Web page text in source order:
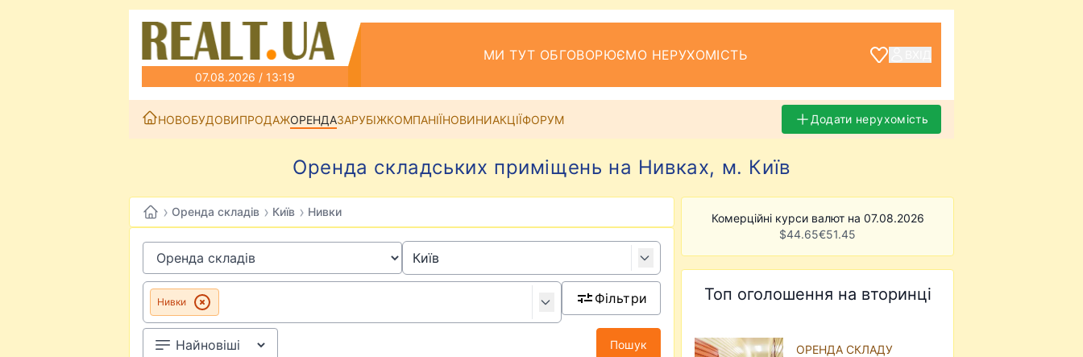
07.08.2026 / 13:19
МИ ТУТ ОБГОВОРЮЄМО НЕРУХОМІСТЬ
НОВОБУДОВИПРОДАЖОРЕНДАЗАРУБІЖКОМПАНІЇНОВИНИАКЦІЇФОРУМ Додати нерухомість
Оренда складських приміщень на Нивках, м. Київ
› Оренда складів › Київ › Нивки
Нивки Фільтри
Пошук
Комерційні курси валют на 07.08.2026
$44.65€51.45
Топ оголошення на вторинці
ОРЕНДА СКЛАДУ